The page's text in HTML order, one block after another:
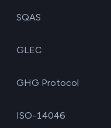
SQAS
GLEC
GHG Protocol
ISO-14046